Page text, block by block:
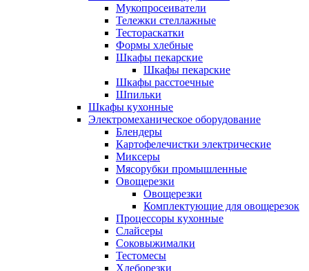
Мукопросеиватели
Тележки стеллажные
Тестораскатки
Формы хлебные
Шкафы пекарские
Шкафы пекарские
Шкафы расстоечные
Шпильки
Шкафы кухонные
Электромеханическое оборудование
Блендеры
Картофелечистки электрические
Миксеры
Мясорубки промышленные
Овощерезки
Овощерезки
Комплектующие для овощерезок
Процессоры кухонные
Слайсеры
Соковыжималки
Тестомесы
Хлеборезки